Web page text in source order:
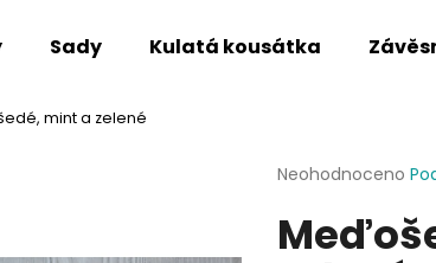
Sady Kulatá kousátka
mint a zelené
Průměrné
produktu
je
Neohodnoceno
Co potřebujete najít?
HLEDAT